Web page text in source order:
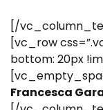
[/
[vc_row
bottom: 20px
Francesca